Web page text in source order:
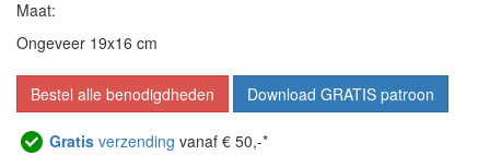
Maat:
Ongeveer 19x16 cm
Bestel alle benodigdheden Download GRATIS patroon
Gratis verzending vanaf € 50,-*